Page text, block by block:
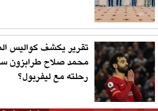
تقرير يكشف كواليس
محمد صلاح طرابزون
رحلته مع ليفربول؟